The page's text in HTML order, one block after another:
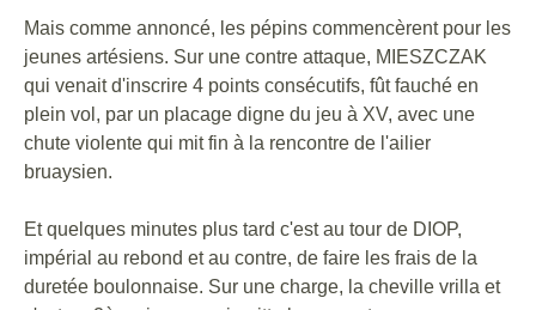
Mais comme annoncé, les pépins commencèrent pour les
jeunes artésiens. Sur une contre attaque, MIESZCZAK
qui venait d'inscrire 4 points consécutifs, fût fauché en
plein vol, par un placage digne du jeu à XV, avec une
chute violente qui mit fin à la rencontre de l'ailier
bruaysien.
Et quelques minutes plus tard c'est au tour de DIOP,
impérial au rebond et au contre, de faire les frais de la
duretée boulonnaise. Sur une charge, la cheville vrilla et